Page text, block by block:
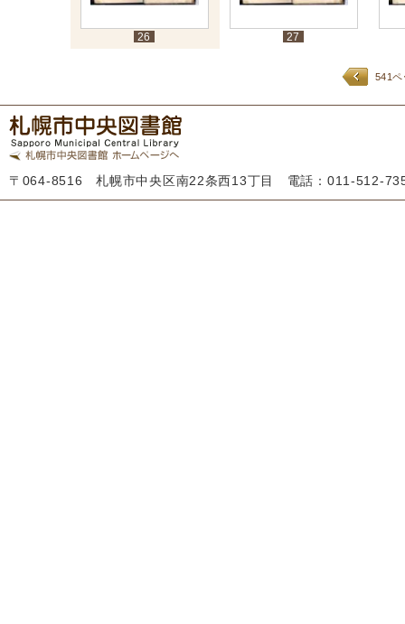
26 27
541ペ
〒064-8516 札幌市中央区南22条西13丁目 電話：011-512-